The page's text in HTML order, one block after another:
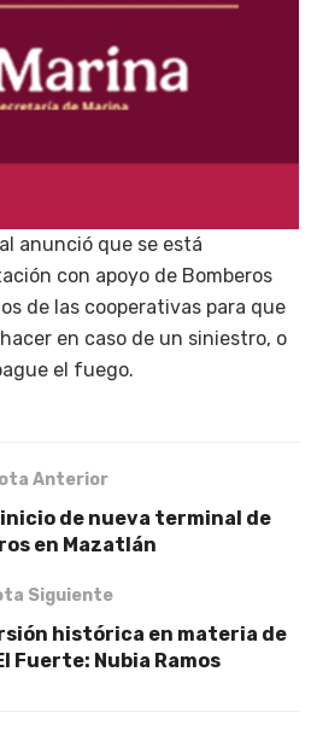
anunció que se está
con apoyo de Bomberos
de las cooperativas para que
en caso de un siniestro, o
el fuego.
Anterior
de nueva terminal de
en Mazatlán
Siguiente
histórica en materia de
Fuerte: Nubia Ramos